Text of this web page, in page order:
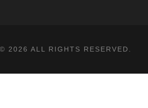
2026 ALL RIGHTS RESERVED.